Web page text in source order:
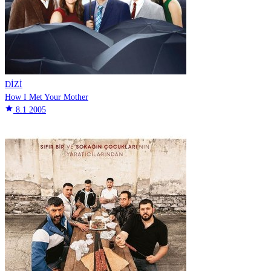
DİZİ
How I Met Your Mother
star 8.1 2005